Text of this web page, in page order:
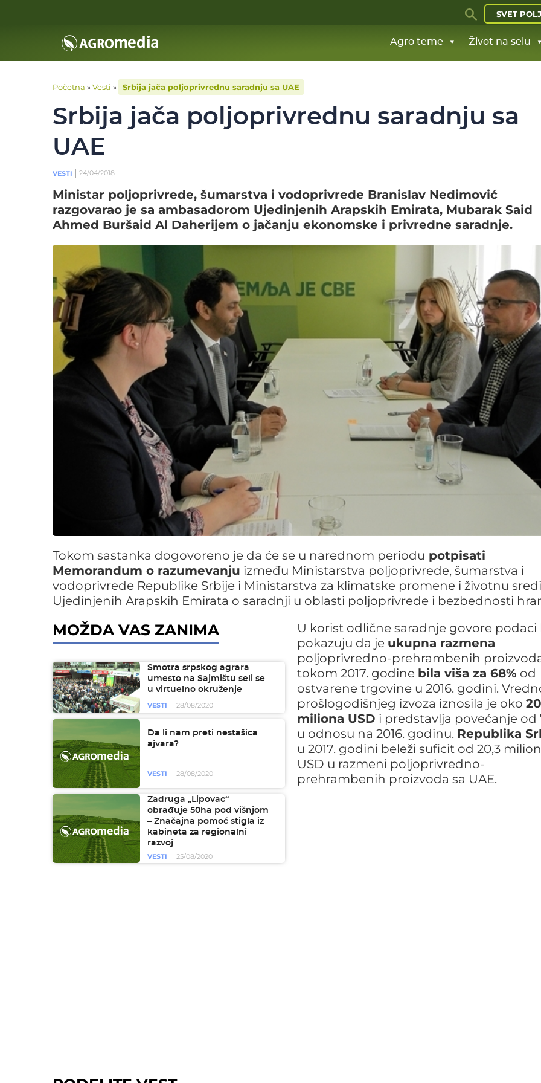
SVET
Agro teme Život na selu
Početna »Vesti » Srbija jača poljoprivrednu saradnju sa UAE
Srbija jača poljoprivrednu saradnju sa
UAE
VESTI 24/04/2018
Ministar poljoprivrede, šumarstva i vodoprivrede Branislav Nedimović
razgovarao je sa ambasadorom Ujedinjenih Arapskih Emirata, Mubarak Said
Ahmed Buršaid Al Daherijem o jačanju ekonomske i privredne saradnje.
Tokom sastanka dogovoreno je da će se u narednom periodu potpisati
Memorandum o razumevanju između Ministarstva poljoprivrede, šumarstva i
vodoprivrede Republike Srbije i Ministarstva za klimatske promene i životnu
Ujedinjenih Arapskih Emirata o saradnji u oblasti poljoprivrede i bezbednosti
MOŽDA VAS ZANIMA
Smotra srpskog agrara
umesto na Sajmištu seli se
u virtuelno okruženje
VESTI
28/08/2020
Da li nam preti nestašica
ajvara?
VESTI 28/08/2020
Zadruga „Lipovac“
obrađuje 50ha pod višnjom
– Značajna pomoć stigla iz
kabineta za regionalni
razvoj
VESTI
25/08/2020
U korist odlične saradnje govore podaci
pokazuju da je ukupna razmena
poljoprivredno-prehrambenih
tokom 2017. godine bila viša za 68% od
ostvarene trgovine u 2016. godini.
prošlogodišnjeg izvoza iznosila je oko
miliona USD i predstavlja povećanje od
u odnosu na 2016. godinu. Republika
u 2017. godini beleži suficit od 20,3
USD u razmeni poljoprivredno-
prehrambenih proizvoda sa UAE.